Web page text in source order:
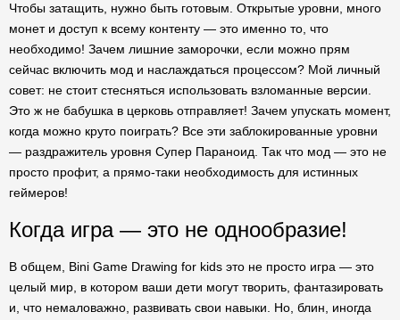
Чтобы затащить, нужно быть готовым. Открытые уровни, много
монет и доступ к всему контенту — это именно то, что
необходимо! Зачем лишние заморочки, если можно прям
сейчас включить мод и наслаждаться процессом? Мой личный
совет: не стоит стесняться использовать взломанные версии.
Это ж не бабушка в церковь отправляет! Зачем упускать момент,
когда можно круто поиграть? Все эти заблокированные уровни
— раздражитель уровня Супер Параноид. Так что мод — это не
просто профит, а прямо-таки необходимость для истинных
геймеров!
Когда игра — это не однообразие!
В общем, Bini Game Drawing for kids это не просто игра — это
целый мир, в котором ваши дети могут творить, фантазировать
и, что немаловажно, развивать свои навыки. Но, блин, иногда